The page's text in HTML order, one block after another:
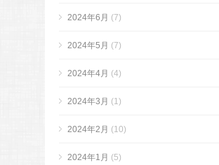
2024年6月 (7)
2024年5月 (7)
2024年4月 (4)
2024年3月 (1)
2024年2月 (10)
2024年1月 (5)